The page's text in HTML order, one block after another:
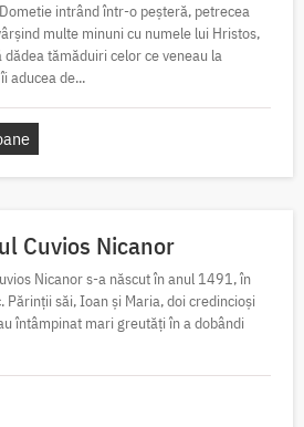
intrând într-o peșteră, petrecea
multe minuni cu numele lui Hristos,
dădea tămăduiri celor ce veneau la
aducea de...
Cuvios Nicanor
Nicanor s-a născut în anul 1491, în
Părinții săi, Ioan și Maria, doi credincioși
întâmpinat mari greutăți în a dobândi